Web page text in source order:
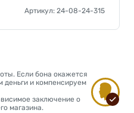
Артикул: 24-08-24-315
Если бона окажется
деньги и компенсируем
заключение о
магазина.